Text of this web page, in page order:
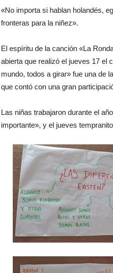
«No importa si hablan holandés,
fronteras para la niñez».
El espíritu de la canción «La
abierta que realizó el jueves 17 el
mundo, todos a girar» fue una de
que contó con una gran
Las niñas trabajaron durante el
importante», y el jueves